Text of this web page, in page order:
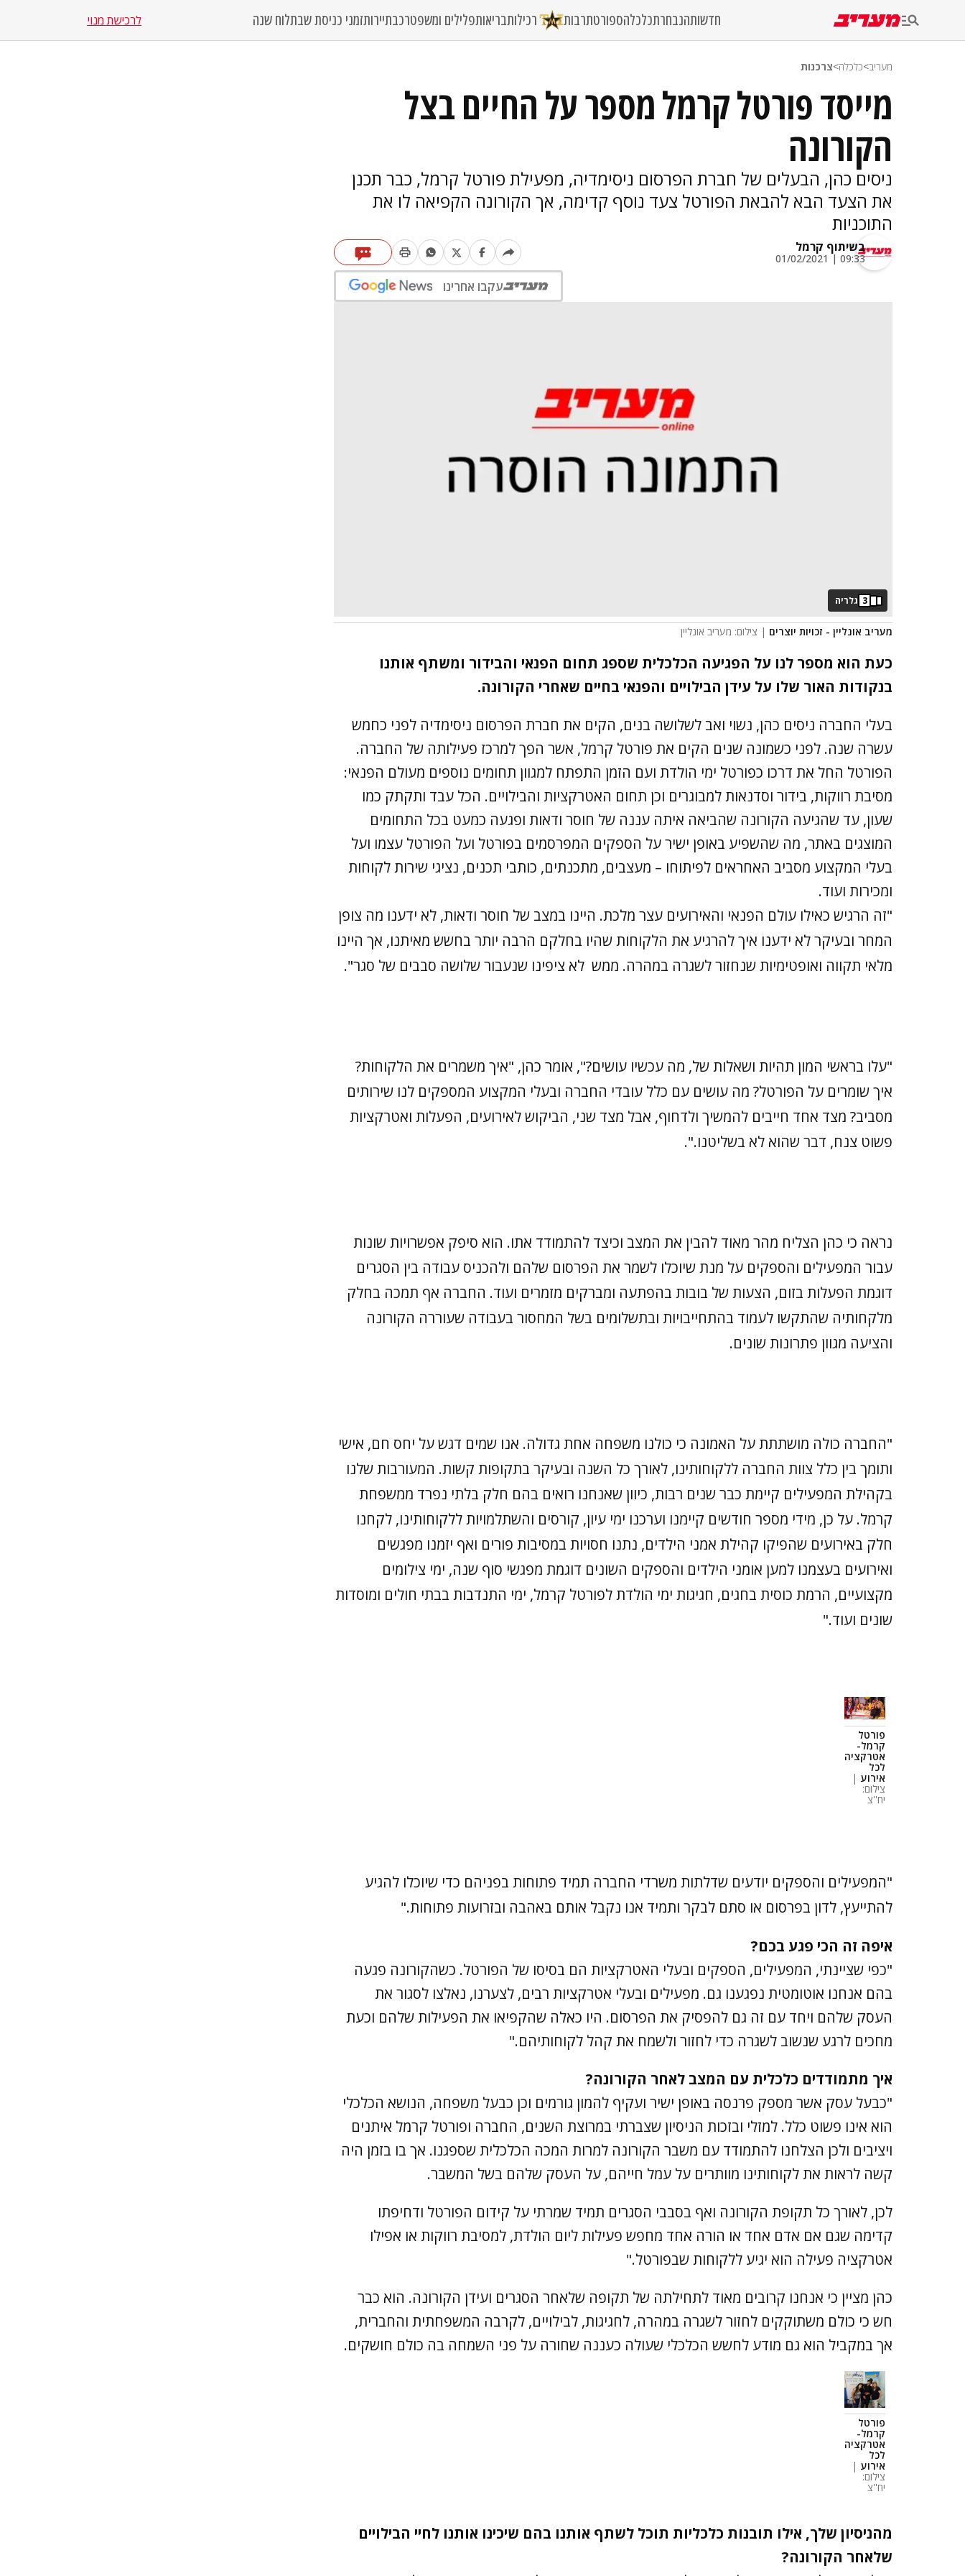
חדשותהנבחרתכלכלהספורטתרבות רכילותבריאותפלילים ומשפטרכבתיירותזמני כניסת שבתלוח שנה לרכישת מנוי
מעריב>כלכלה>צרכנות
מייסד פורטל קרמל מספר על החיים בצל
הקורונה
ניסים כהן, הבעלים של חברת הפרסום ניסימדיה, מפעילת פורטל קרמל, כבר תכנן
את הצעד הבא להבאת הפורטל צעד נוסף קדימה, אך הקורונה הקפיאה לו את
התוכניות
בשיתוף קרמל
09:33 | 01/02/2021
עקבו אחרינו
מעריב אונליין - זכויות יוצרים | צילום: מעריב אונליין
3 גלריה
כעת הוא מספר לנו על הפגיעה הכלכלית שספג תחום הפנאי והבידור ומשתף אותנו
בנקודות האור שלו על עידן הבילויים והפנאי בחיים שאחרי הקורונה.
בעלי החברה ניסים כהן, נשוי ואב לשלושה בנים, הקים את חברת הפרסום ניסימדיה לפני כחמש
עשרה שנה. לפני כשמונה שנים הקים את פורטל קרמל, אשר הפך למרכז פעילותה של החברה.
הפורטל החל את דרכו כפורטל ימי הולדת ועם הזמן התפתח למגוון תחומים נוספים מעולם הפנאי:
מסיבת רווקות, בידור וסדנאות למבוגרים וכן תחום האטרקציות והבילויים. הכל עבד ותקתק כמו
שעון, עד שהגיעה הקורונה שהביאה איתה עננה של חוסר ודאות ופגעה כמעט בכל התחומים
המוצגים באתר, מה שהשפיע באופן ישיר על הספקים המפרסמים בפורטל ועל הפורטל עצמו ועל
בעלי המקצוע מסביב האחראים לפיתוחו – מעצבים, מתכנתים, כותבי תכנים, נציגי שירות לקוחות
ומכירות ועוד.
"זה הרגיש כאילו עולם הפנאי והאירועים עצר מלכת. היינו במצב של חוסר ודאות, לא ידענו מה צופן
המחר ובעיקר לא ידענו איך להרגיע את הלקוחות שהיו בחלקם הרבה יותר בחשש מאיתנו, אך היינו
מלאי תקווה ואופטימיות שנחזור לשגרה במהרה. ממש לא ציפינו שנעבור שלושה סבבים של סגר".
"עלו בראשי המון תהיות ושאלות של, מה עכשיו עושים?", אומר כהן, "איך משמרים את הלקוחות?
איך שומרים על הפורטל? מה עושים עם כלל עובדי החברה ובעלי המקצוע המספקים לנו שירותים
מסביב? מצד אחד חייבים להמשיך ולדחוף, אבל מצד שני, הביקוש לאירועים, הפעלות ואטרקציות
פשוט צנח, דבר שהוא לא בשליטנו.".
נראה כי כהן הצליח מהר מאוד להבין את המצב וכיצד להתמודד אתו. הוא סיפק אפשרויות שונות
עבור המפעילים והספקים על מנת שיוכלו לשמר את הפרסום שלהם ולהכניס עבודה בין הסגרים
דוגמת הפעלות בזום, הצעות של בובות בהפתעה ומברקים מזמרים ועוד. החברה אף תמכה בחלק
מלקחותיה שהתקשו לעמוד בהתחייבויות ובתשלומים בשל המחסור בעבודה שעוררה הקורונה
והציעה מגוון פתרונות שונים.
"החברה כולה מושתתת על האמונה כי כולנו משפחה אחת גדולה. אנו שמים דגש על יחס חם, אישי
ותומך בין כלל צוות החברה ללקוחותינו, לאורך כל השנה ובעיקר בתקופות קשות. המעורבות שלנו
בקהילת המפעילים קיימת כבר שנים רבות, כיוון שאנחנו רואים בהם חלק בלתי נפרד ממשפחת
קרמל. על כן, מידי מספר חודשים קיימנו וערכנו ימי עיון, קורסים והשתלמויות ללקוחותינו, לקחנו
חלק באירועים שהפיקו קהילת אמני הילדים, נתנו חסויות במסיבות פורים ואף יזמנו מפגשים
ואירועים בעצמנו למען אומני הילדים והספקים השונים דוגמת מפגשי סוף שנה, ימי צילומים
מקצועיים, הרמת כוסית בחגים, חגיגות ימי הולדת לפורטל קרמל, ימי התנדבות בבתי חולים ומוסדות
שונים ועוד."
פורטל
קרמל-
אטרקציה
לכל
אירוע |
צילום:
יח''צ
"המפעילים והספקים יודעים שדלתות משרדי החברה תמיד פתוחות בפניהם כדי שיוכלו להגיע
להתייעץ, לדון בפרסום או סתם לבקר ותמיד אנו נקבל אותם באהבה ובזרועות פתוחות."
איפה זה הכי פגע בכם?
"כפי שציינתי, המפעילים, הספקים ובעלי האטרקציות הם בסיסו של הפורטל. כשהקורונה פגעה
בהם אנחנו אוטומטית נפגענו גם. מפעילים ובעלי אטרקציות רבים, לצערנו, נאלצו לסגור את
העסק שלהם ויחד עם זה גם להפסיק את הפרסום. היו כאלה שהקפיאו את הפעילות שלהם וכעת
מחכים לרגע שנשוב לשגרה כדי לחזור ולשמח את קהל לקוחותיהם."
איך מתמודדים כלכלית עם המצב לאחר הקורונה?
"כבעל עסק אשר מספק פרנסה באופן ישיר ועקיף להמון גורמים וכן כבעל משפחה, הנושא הכלכלי
הוא אינו פשוט כלל. למזלי ובזכות הניסיון שצברתי במרוצת השנים, החברה ופורטל קרמל איתנים
ויציבים ולכן הצלחנו להתמודד עם משבר הקורונה למרות המכה הכלכלית שספגנו. אך בו בזמן היה
קשה לראות את לקוחותינו מוותרים על עמל חייהם, על העסק שלהם בשל המשבר.
לכן, לאורך כל תקופת הקורונה ואף בסבבי הסגרים תמיד שמרתי על קידום הפורטל ודחיפתו
קדימה שגם אם אדם אחד או הורה אחד מחפש פעילות ליום הולדת, למסיבת רווקות או אפילו
אטרקציה פעילה הוא יגיע ללקוחות שבפורטל."
כהן מציין כי אנחנו קרובים מאוד לתחילתה של תקופה שלאחר הסגרים ועידן הקורונה. הוא כבר
חש כי כולם משתוקקים לחזור לשגרה במהרה, לחגיגות, לבילויים, לקרבה המשפחתית והחברית,
אך במקביל הוא גם מודע לחשש הכלכלי שעולה כעננה שחורה על פני השמחה בה כולם חושקים.
פורטל
קרמל-
אטרקציה
לכל
אירוע |
צילום:
יח''צ
מהניסיון שלך, אילו תובנות כלכליות תוכל לשתף אותנו בהם שיכינו אותנו לחיי הבילויים
שלאחר הקורונה?